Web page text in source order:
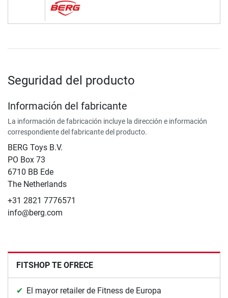
Seguridad del producto
Información del fabricante
La información de fabricación incluye la dirección e información
correspondiente del fabricante del producto.
BERG Toys B.V.
​PO Box 73
6710 BB Ede
The Netherlands
+31 2821 7776571
info@berg.com
FITSHOP TE OFRECE
El mayor retailer de Fitness de Europa